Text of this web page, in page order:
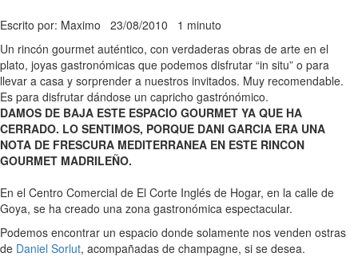
Escrito por: Maximo 23/08/2010 1 minuto
Un rincón gourmet auténtico, con verdaderas obras de arte en el
plato, joyas gastronómicas que podemos disfrutar “in situ” o para
llevar a casa y sorprender a nuestros invitados. Muy recomendable.
Es para disfrutar dándose un capricho gastrónómico.
DAMOS DE BAJA ESTE ESPACIO GOURMET YA QUE HA
CERRADO. LO SENTIMOS, PORQUE DANI GARCIA ERA UNA
NOTA DE FRESCURA MEDITERRANEA EN ESTE RINCON
GOURMET MADRILEÑO.
En el Centro Comercial de El Corte Inglés de Hogar, en la calle de
Goya, se ha creado una zona gastronómica espectacular.
Podemos encontrar un espacio donde solamente nos venden ostras
de Daniel Sorlut, acompañadas de champagne, si se desea.